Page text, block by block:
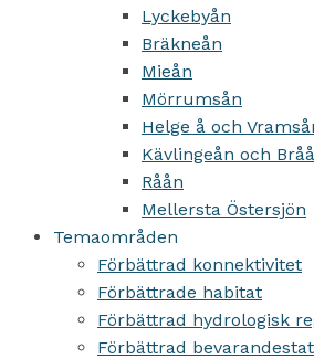
Lyckebyån
Bräkneån
Mieån
Mörrumsån
Helge å och
Kävlingeån och
Råån
Mellersta Östersjön
Temaområden
Förbättrad konnektivitet
Förbättrade habitat
Förbättrad hydrologisk
Förbättrad